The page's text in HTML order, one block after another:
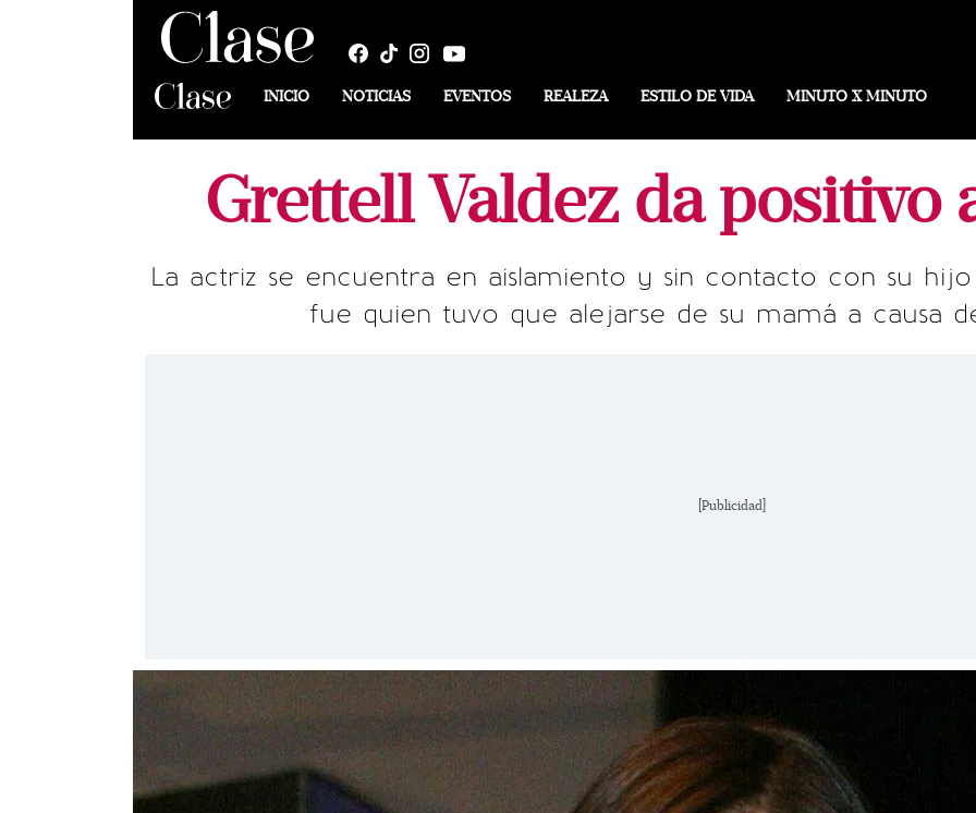
INICIO NOTICIAS EVENTOS REALEZA ESTILO DE VIDA MINUTO X MINUTO
Grettell Valdez da positivo
La actriz se encuentra en aislamiento y sin contacto con su hijo
fue quien tuvo que alejarse de su mamá a causa
[Publicidad]